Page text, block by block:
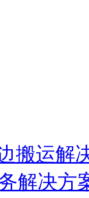
搬运解
解决方